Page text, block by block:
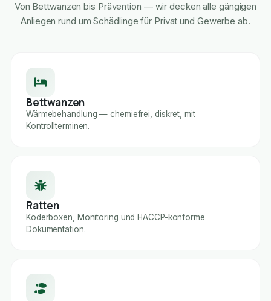
Von Bettwanzen bis Prävention — wir decken alle gängigen
Anliegen rund um Schädlinge für Privat und Gewerbe ab.
Bettwanzen
Wärmebehandlung — chemiefrei, diskret, mit
Kontrollterminen.
Ratten
Köderboxen, Monitoring und HACCP-konforme
Dokumentation.